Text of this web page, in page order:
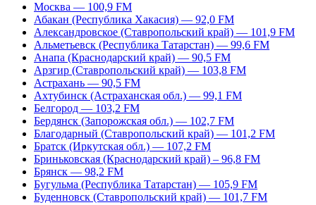
Москва — 100,9 FM
Абакан (Республика Хакасия) — 92,0 FM
Александровское (Ставропольский край) — 101,9 FM
Альметьевск (Республика Татарстан) — 99,6 FM
Анапа (Краснодарский край) — 90,5 FM
Арзгир (Ставропольский край) — 103,8 FM
Астрахань — 90,5 FM
Ахтубинск (Астраханская обл.) — 99,1 FM
Белгород — 103,2 FM
Бердянск (Запорожская обл.) — 102,7 FM
Благодарный (Ставропольский край) — 101,2 FM
Братск (Иркутская обл.) — 107,2 FM
Бриньковская (Краснодарский край) – 96,8 FM
Брянск — 98,2 FM
Бугульма (Республика Татарстан) — 105,9 FM
Буденновск (Ставропольский край) — 101,7 FM